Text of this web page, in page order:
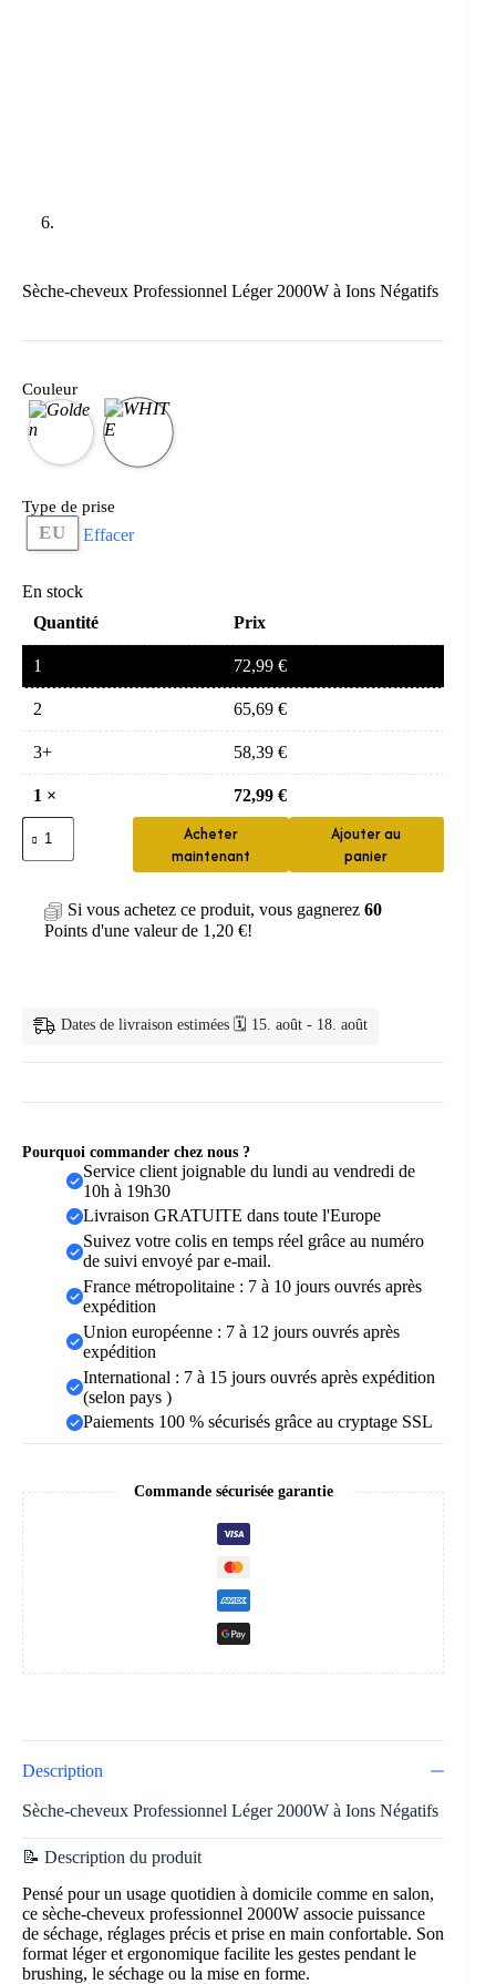
Sèche-cheveux Professionnel Léger 2000W à Ions Négatifs
Couleur
Type de prise
EU Effacer
En stock
Quantité
Prix
1 72,99 €
2 65,69 €
3+ 58,39 €
1 × 72,99 €
quantité
de
Sèche-
Professionnel
Léger
2000W
Acheter
maintenant
Ajouter au
panier
Si vous achetez ce produit, vous gagnerez 60
Points d'une valeur de 1,20 €!
Dates de livraison estimées 🗓️ 15. août - 18. août
Pourquoi commander chez nous ?
Service client joignable du lundi au vendredi de
10h à 19h30
Livraison GRATUITE dans toute l'Europe
Suivez votre colis en temps réel grâce au numéro
de suivi envoyé par e-mail.
France métropolitaine : 7 à 10 jours ouvrés après
expédition
Union européenne : 7 à 12 jours ouvrés après
expédition
International : 7 à 15 jours ouvrés après expédition
(selon pays )
Paiements 100 % sécurisés grâce au cryptage SSL
Commande sécurisée garantie
Description
Sèche-cheveux Professionnel Léger 2000W à Ions Négatifs
📝 Description du produit
Pensé pour un usage quotidien à domicile comme en salon,
ce sèche-cheveux professionnel 2000W associe puissance
de séchage, réglages précis et prise en main confortable. Son
format léger et ergonomique facilite les gestes pendant le
brushing, le séchage ou la mise en forme.